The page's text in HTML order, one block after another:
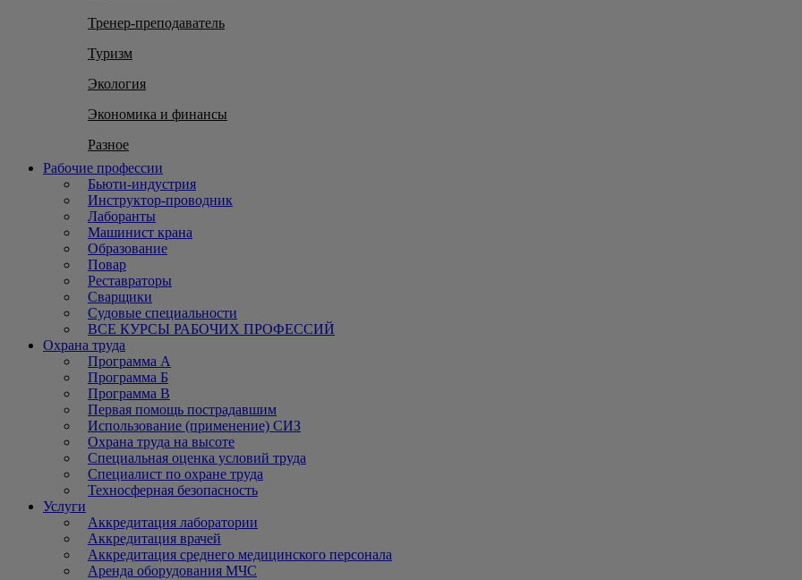
Тренер-преподаватель
Туризм
Экология
Экономика и финансы
Разное
Рабочие профессии
Бьюти-индустрия
Инструктор-проводник
Лаборанты
Машинист крана
Образование
Повар
Реставраторы
Сварщики
Судовые специальности
ВСЕ КУРСЫ РАБОЧИХ ПРОФЕССИЙ
Охрана труда
Программа А
Программа Б
Программа В
Первая помощь пострадавшим
Использование (применение) СИЗ
Охрана труда на высоте
Специальная оценка условий труда
Специалист по охране труда
Техносферная безопасность
Услуги
Аккредитация лаборатории
Аккредитация врачей
Аккредитация среднего медицинского персонала
Аренда оборудования МЧС